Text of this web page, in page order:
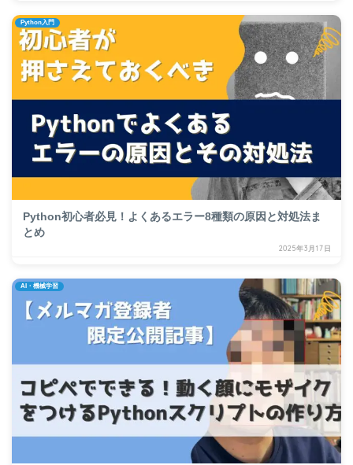
Python入門
Python初心者必見！よくあるエラー8種類の原因と対処法ま
とめ
2025年3月17日
AI・機械学習